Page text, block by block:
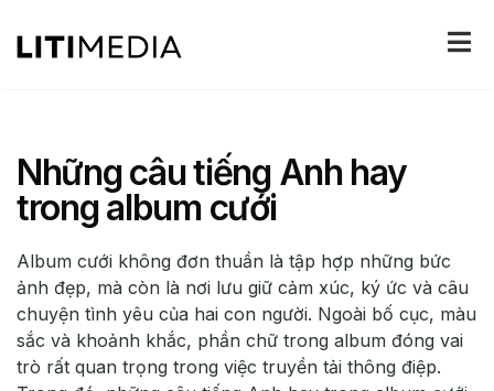
Những câu tiếng Anh hay
trong album cưới
Album cưới không đơn thuần là tập hợp những bức
ảnh đẹp, mà còn là nơi lưu giữ cảm xúc, ký ức và câu
chuyện tình yêu của hai con người. Ngoài bố cục, màu
sắc và khoảnh khắc, phần chữ trong album đóng vai
trò rất quan trọng trong việc truyền tải thông điệp.